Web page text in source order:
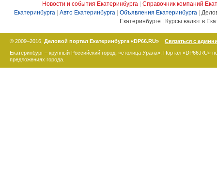
Новости и события Екатеринбурга
Справочник компаний
Екатеринбурга
Авто Екатеринбурга Объявления Екатеринбурга
Екатеринбурге
Курсы валют в
© 2009–2016, Деловой портал Екатеринбурга «DP66.RU»
Связаться с
Екатеринбург – крупный Российский город, «столица Урала». Портал «DP66.RU»
предложениях города.